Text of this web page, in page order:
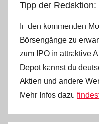
Tipp der Redaktion:
In den kommenden
Börsengänge zu
zum IPO in attraktive
Depot kannst du
Aktien und andere
Mehr Infos dazu